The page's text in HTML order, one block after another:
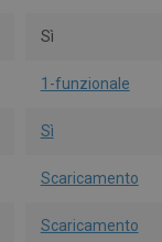
Sì
1-funzionale
Sì
Scaricamento
Scaricamento